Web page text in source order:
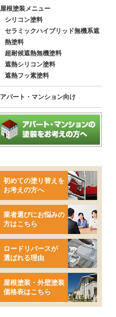
屋根塗装メニュー
シリコン塗料
セラミックハイブリッド無機系遮
熱塗料
超耐候遮熱無機塗料
遮熱シリコン塗料
遮熱フッ素塗料
アパート・マンション向け
初めての塗り替えを
お考えの方へ
業者選びにお悩みの
方はこちら
ロードリバースが
選ばれる理由
屋根塗装・外壁塗装
価格表はこちら